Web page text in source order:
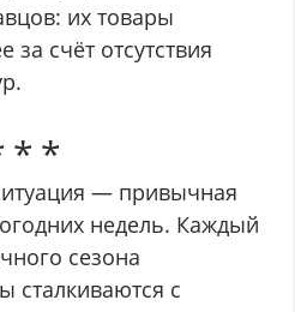
их товары
за счёт отсутствия
— привычная
недель. Каждый
сезона
сталкиваются с